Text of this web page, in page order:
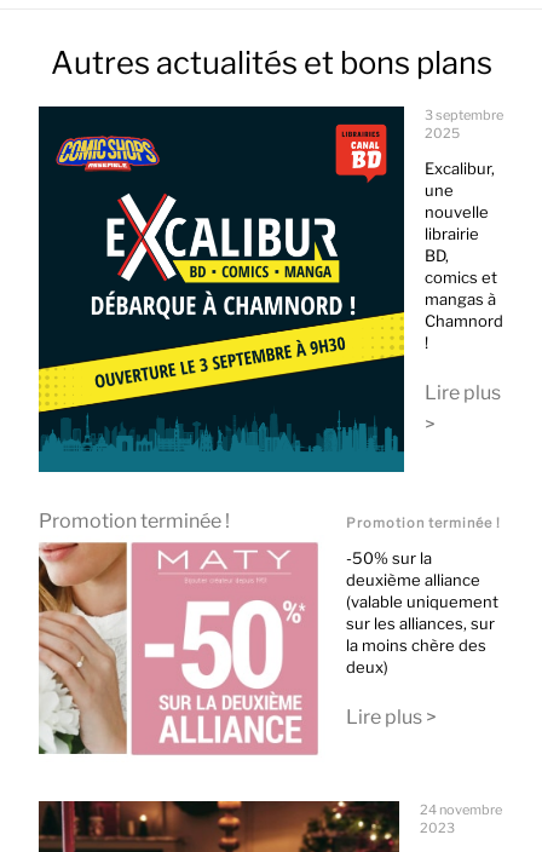
Autres actualités et bons plans
3 septembre
2025
Excalibur,
une
nouvelle
librairie
BD,
comics et
mangas à
Chamnord
!
Lire plus
>
Promotion terminée ! Promotion terminée !
-50% sur la
deuxième alliance
(valable uniquement
sur les alliances, sur
la moins chère des
deux)
Lire plus >
24 novembre
2023